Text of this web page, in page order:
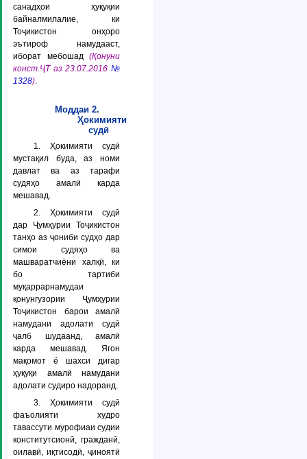
санадҳои ҳуқуқии
байналмилалие, ки
Тоҷикистон онҳоро
эътироф намудааст,
иборат мебошад (Қонуни
конст.ҶТ аз 23.07.2016 №
1328).
Моддаи 2.
Ҳокимияти
судӣ
1. Ҳокимияти судӣ
мустақил буда, аз номи
давлат ва аз тарафи
судяҳо амалӣ карда
мешавад.
2. Ҳокимияти судӣ
дар Ҷумҳурии Тоҷикистон
танҳо аз ҷониби судҳо дар
симои судяҳо ва
машваратчиёни халқӣ, ки
бо тартиби
муқаррарнамудаи
қонунгузории Ҷумҳурии
Тоҷикистон барои амалӣ
намудани адолати судӣ
ҷалб шудаанд, амалӣ
карда мешавад. Ягон
мақомот ё шахси дигар
ҳуқуқи амалӣ намудани
адолати судиро надоранд.
3. Ҳокимияти судӣ
фаъолияти худро
тавассути мурофиаи судии
конститутсионӣ, гражданӣ,
оилавӣ, иқтисодӣ, ҷиноятӣ